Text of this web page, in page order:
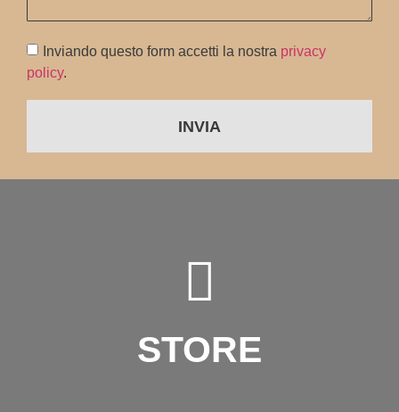
Inviando questo form accetti la nostra privacy
policy.
INVIA
STORE